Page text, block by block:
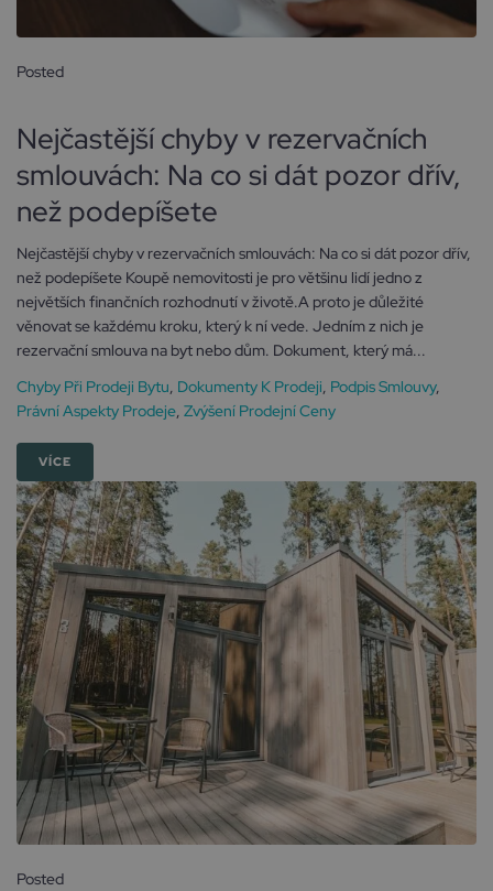
Posted
Nejčastější chyby v rezervačních
smlouvách: Na co si dát pozor dřív,
než podepíšete
Nejčastější chyby v rezervačních smlouvách: Na co si dát pozor dřív,
než podepíšete Koupě nemovitosti je pro většinu lidí jedno z
největších finančních rozhodnutí v životě.A proto je důležité
věnovat se každému kroku, který k ní vede. Jedním z nich je
rezervační smlouva na byt nebo dům. Dokument, který má...
Chyby Při Prodeji Bytu, Dokumenty K Prodeji, Podpis Smlouvy,
Právní Aspekty Prodeje, Zvýšení Prodejní Ceny
VÍCE
Posted